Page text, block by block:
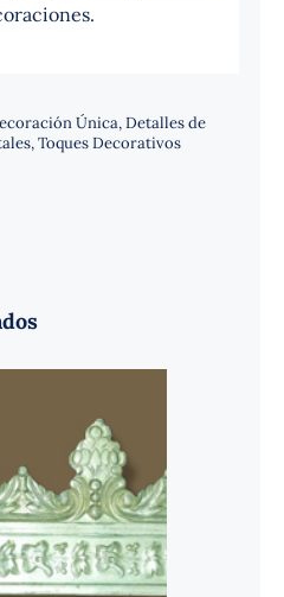
Única,Detalles de
,Toques Decorativos